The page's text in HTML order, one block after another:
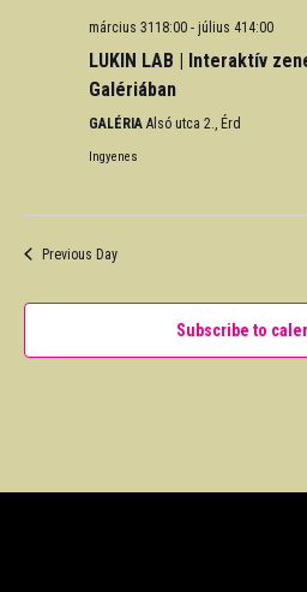
március 3118:00- július 414:00
LUKIN LAB | Interaktív
Galériában
GALÉRIA Alsó utca 2., Érd
Ingyenes
Previous Day
Subscribe to